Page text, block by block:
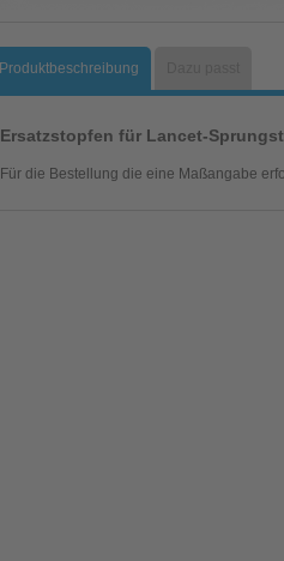
Produktbeschreibung
Ersatzstopfen für Lancet-
Für die Bestellung die eine Maßangabe